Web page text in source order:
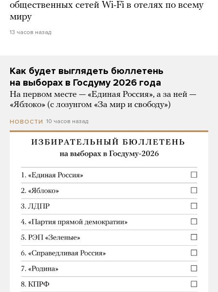
общественных сетей Wi-Fi в отелях по всему
миру
13 часов назад
Как будет выглядеть бюллетень
на выборах в Госдуму 2026 года
На первом месте — «Единая Россия», а за ней —
«Яблоко» (с лозунгом «За мир и свободу»)
НОВОСТИ 10 часов назад